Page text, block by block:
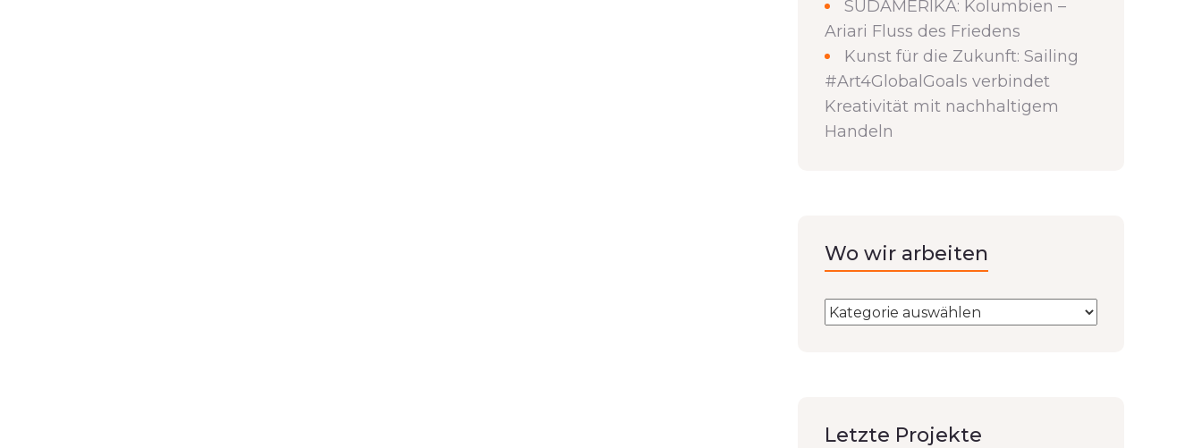
SÜDAMERIKA: Kolumbien –
Ariari Fluss des Friedens
Kunst für die Zukunft: Sailing
#Art4GlobalGoals verbindet
Kreativität mit nachhaltigem
Handeln
Wo wir arbeiten
Letzte Projekte